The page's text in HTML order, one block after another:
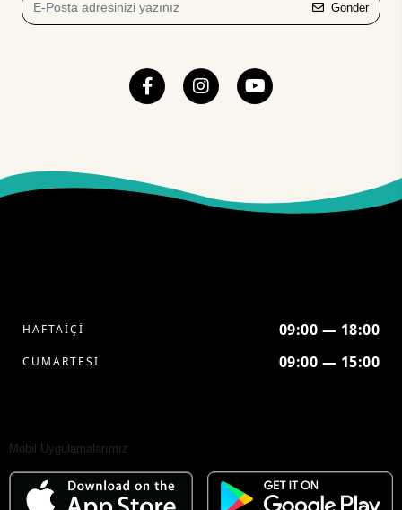
Gönder
HAFTAİÇİ 09:00 — 18:00
CUMARTESİ 09:00 — 15:00
Mobil Uygulamalarımız